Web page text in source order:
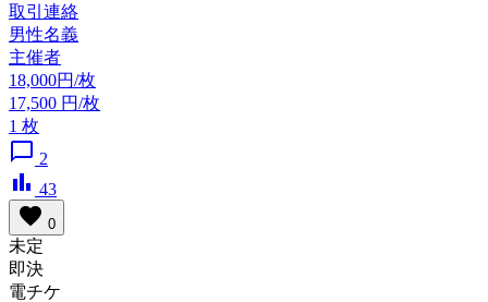
取引連絡
男性名義
主催者
18,000円/枚
17,500 円/枚
1 枚
chat_bubble_outline 2
bar_chart 43
favorite 0
未定
即決
電チケ